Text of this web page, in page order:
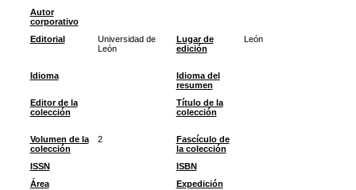
Autor
corporativo
Editorial
Universidad de
León
Lugar de
edición
León
Idioma
Idioma del
resumen
Editor de la
colección
Título de la
colección
Volumen de la
colección
2
Fascículo de
la colección
ISSN
ISBN
Área
Expedición